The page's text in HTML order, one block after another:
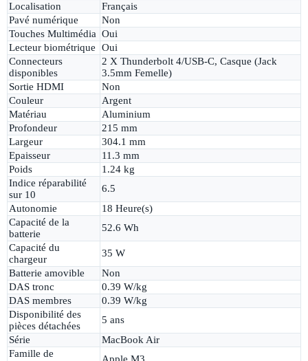
Localisation
Français
Pavé numérique
Non
Touches Multimédia Oui
Lecteur biométrique
Oui
Connecteurs
disponibles
2 X Thunderbolt 4/USB-C, Casque (Jack
3.5mm Femelle)
Sortie HDMI
Non
Couleur
Argent
Matériau
Aluminium
Profondeur
215 mm
Largeur
304.1 mm
Epaisseur
11.3 mm
Poids
1.24 kg
Indice réparabilité
sur 10
6.5
Autonomie
18 Heure(s)
Capacité de la
batterie
52.6 Wh
Capacité du
chargeur
35 W
Batterie amovible
Non
DAS tronc
0.39 W/kg
DAS membres
0.39 W/kg
Disponibilité des
pièces détachées
5 ans
Série
MacBook Air
Famille de